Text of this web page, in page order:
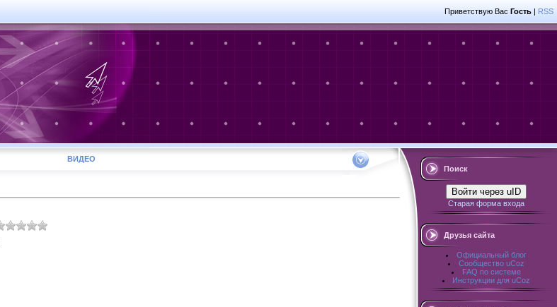
Приветствую Вас Гость | RSS
ВИДЕО
Поиск
Войти через uID
Старая форма входа
Друзья сайта
Официальный блог
Сообщество uCoz
FAQ по системе
Инструкции для uCoz